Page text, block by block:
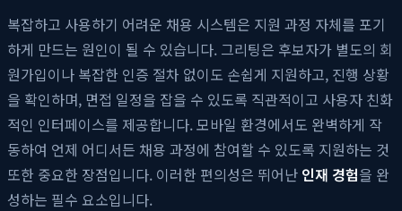
복잡하고 사용하기 어려운 채용 시스템은 지원 과정 자체를 포기
하게 만드는 원인이 될 수 있습니다. 그리팅은 후보자가 별도의 회
원가입이나 복잡한 인증 절차 없이도 손쉽게 지원하고, 진행 상황
을 확인하며, 면접 일정을 잡을 수 있도록 직관적이고 사용자 친화
적인 인터페이스를 제공합니다. 모바일 환경에서도 완벽하게 작
동하여 언제 어디서든 채용 과정에 참여할 수 있도록 지원하는 것
또한 중요한 장점입니다. 이러한 편의성은 뛰어난 인재 경험을 완
성하는 필수 요소입니다.